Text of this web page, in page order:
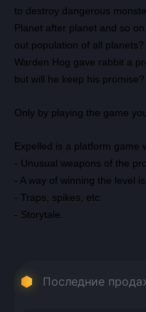
to destroy dangerous
Planet after planet and so
out population of all planets?
Warden Hog gave rabbit a
but will he keep his
Only by playing the game
Expelled is a platform game
- Unusual weapons of the
- A way of winning the level is
- Traps, spikes, etc.
- Storytale.
Последние
Всего товара в корзине